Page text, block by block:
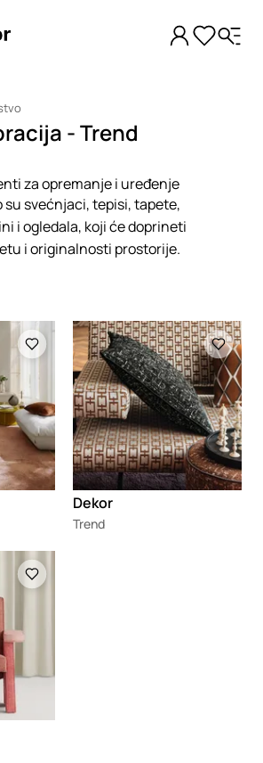
- Trend
za opremanje i uređenje
svećnjaci, tepisi, tapete,
i ogledala, koji će doprineti
i originalnosti prostorije.
Loading
Dekor
Trend